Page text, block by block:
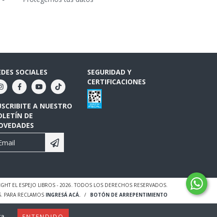
SOCIALES
A NUESTRO
DE
SEGURIDAD Y
CERTIFICACIONES
EL ESPEJO LIBROS - 2026. TODOS LOS DERECHOS RESERVADOS.
PARA RECLAMOS INGRESÁ ACÁ. / BOTÓN DE ARREPENTIMIENTO